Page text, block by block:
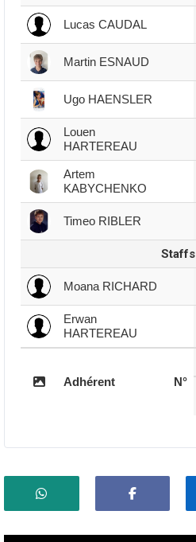
Lucas CAUDAL
Martin ESNAUD
Ugo HAENSLER
Louen
HARTEREAU
Artem
KABYCHENKO
Timeo RIBLER
Staffs
Moana RICHARD
Erwan
HARTEREAU
Adhérent N°